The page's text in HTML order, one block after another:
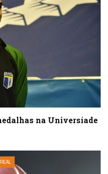
na Universíade